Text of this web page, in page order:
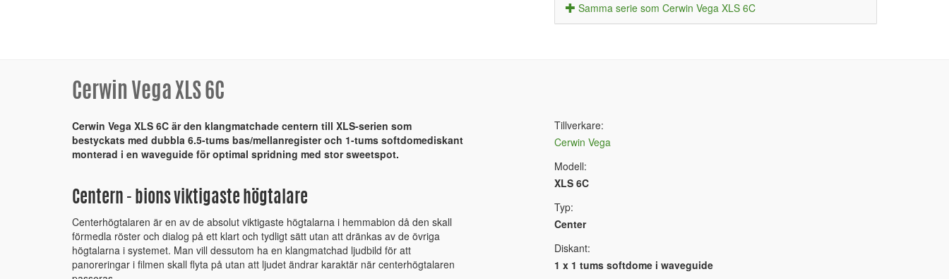
Samma serie som Cerwin Vega XLS 6C
Cerwin Vega XLS 6C
Cerwin Vega XLS 6C är den klangmatchade centern till XLS-serien som
bestyckats med dubbla 6.5-tums bas/mellanregister och 1-tums softdomediskant
monterad i en waveguide för optimal spridning med stor sweetspot.
Centern - bions viktigaste högtalare
Centerhögtalaren är en av de absolut viktigaste högtalarna i hemmabion då den skall
förmedla röster och dialog på ett klart och tydligt sätt utan att dränkas av de övriga
högtalarna i systemet. Man vill dessutom ha en klangmatchad ljudbild för att
panoreringar i filmen skall flyta på utan att ljudet ändrar karaktär när centerhögtalaren
Tillverkare:
Cerwin Vega
Modell:
XLS 6C
Typ:
Center
Diskant:
1 x 1 tums softdome i waveguide